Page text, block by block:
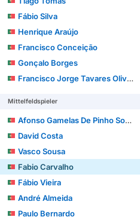
Fábio Silva
Henrique Araújo
Francisco Conceição
Gonçalo Borges
Francisco Jorge Tavares Oliveira
Mittelfeldspieler
Afonso Gamelas De Pinho Sousa
David Costa
Vasco Sousa
Fabio Carvalho
Fábio Vieira
André Almeida
Paulo Bernardo